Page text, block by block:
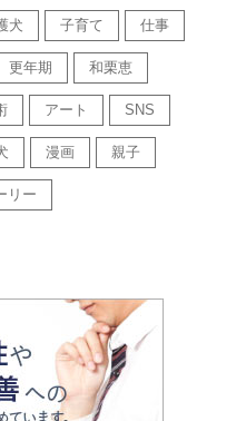
犬 子育て 仕事
更年期 和栗恵
アート SNS
漫画 親子
リー